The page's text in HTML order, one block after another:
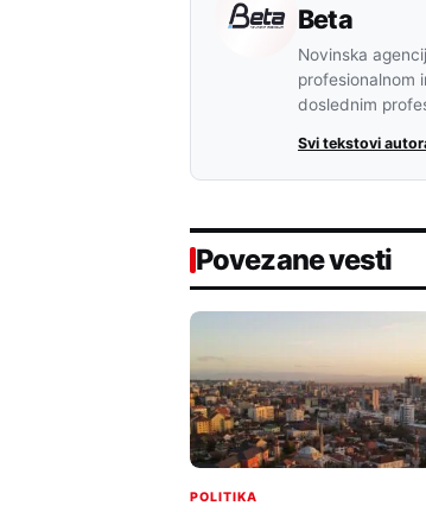
Beta
Novinska
profesionalnom
doslednim
Svi tekstovi
Povezane vesti
POLITIKA